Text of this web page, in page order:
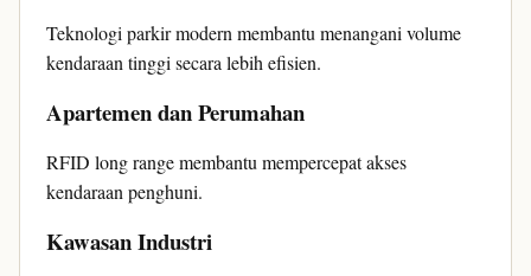
Teknologi parkir modern membantu menangani volume
kendaraan tinggi secara lebih efisien.
Apartemen dan Perumahan
RFID long range membantu mempercepat akses
kendaraan penghuni.
Kawasan Industri